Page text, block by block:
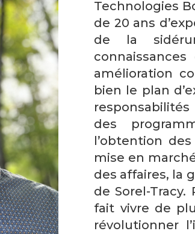
Technologies
de 20 ans
de la
amélioration
bien le plan
des
l’obtention
mise en
des affaires, la
de Sorel-
fait vivre de
révolutionner